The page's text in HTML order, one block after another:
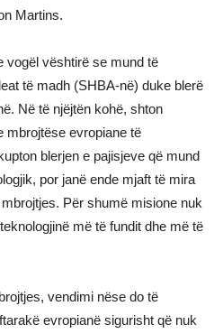
Martins.
vogël vështirë se mund të
të madh (SHBA-në) duke blerë
Në të njëjtën kohë, shton
mbrojtëse evropiane të
blerjen e pajisjeve që mund
por janë ende mjaft të mira
Për shumë misione nuk
më të fundit dhe më të
vendimi nëse do të
evropianë sigurisht që nuk